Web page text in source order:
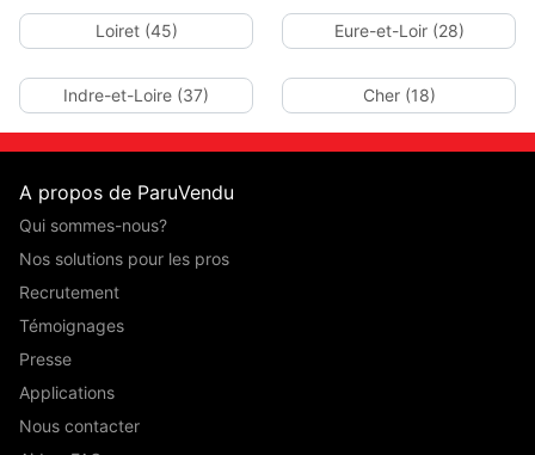
Loiret (45) Eure-et-Loir (28)
Indre-et-Loire (37) Cher (18)
A propos de ParuVendu
Qui sommes-nous?
Nos solutions pour les pros
Recrutement
Témoignages
Presse
Applications
Nous contacter